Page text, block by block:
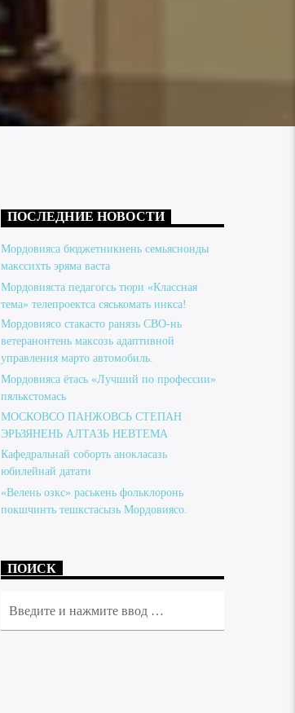
ПОСЛЕДНИЕ НОВОСТИ
Мордовияса бюджетникнень семьяснонды
макссихть эряма васта
Мордовияста педагогсь тюри «Классная
тема» телепроектса сяськомать инкса!
Мордовиясо стакасто ранязь СВО-нь
ветеранонтень максозь адаптивной
управления марто автомобиль.
Мордовияса ётась «Лучший по профессии»
пялькстомась
МОСКОВСО ПАНЖОВСЬ СТЕПАН
ЭРЬЗЯНЕНЬ АЛТАЗЬ НЕВТЕМА
Кафедральнай соборть анокласазь
юбилейнай датати
«Велень озкс» раськень фольклоронь
покшчинть тешкстасызь Мордовиясо.
ПОИСК